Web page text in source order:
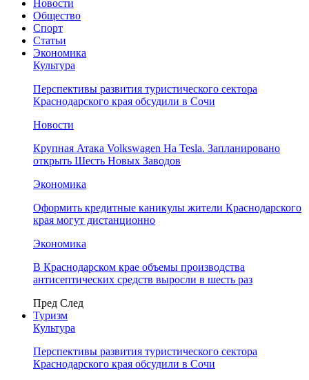
Новости
Общество
Спорт
Статьи
Экономика
Культура
Перспективы развития туристического сектора
Краснодарского края обсудили в Сочи
Новости
Крупная Атака Volkswagen На Tesla. Запланировано
открыть Шесть Новых Заводов
Экономика
Оформить кредитные каникулы жители Краснодарского
края могут дистанционно
Экономика
В Краснодарском крае объемы производства
антисептических средств выросли в шесть раз
Пред След
Туризм
Культура
Перспективы развития туристического сектора
Краснодарского края обсудили в Сочи